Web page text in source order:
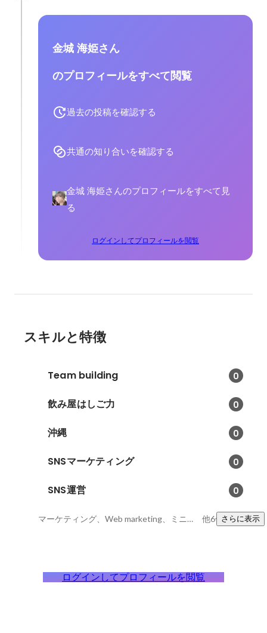
金城 海姫さん
のプロフィールをすべて閲覧
過去の投稿を確認する
共通の知り合いを確認する
金城 海姫さんのプロフィールをすべて見
る
ログインしてプロフィールを閲覧
スキルと特徴
Team building 0
飲み屋はしご力 0
沖縄 0
SNSマーケティング 0
SNS運営 0
マーケティング、Web marketing、ミニマリスト 他6件さらに表示
ログインしてプロフィールを閲覧